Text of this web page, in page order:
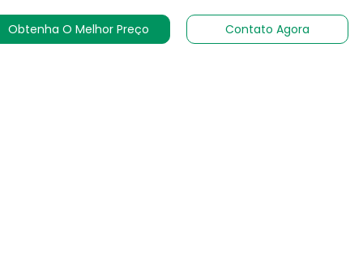
Obtenha O Melhor Preço Contato Agora